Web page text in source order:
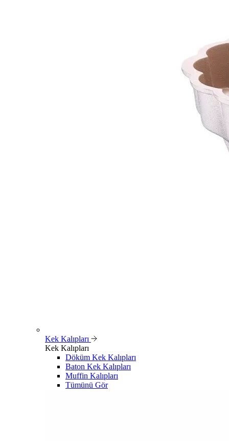
Kek Kalıpları
Kek Kalıpları
Döküm Kek Kalıpları
Baton Kek Kalıpları
Muffin Kalıpları
Tümünü Gör